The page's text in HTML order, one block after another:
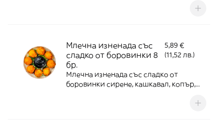
Млечна изненада със
сладко от боровинки 8
бр.
5,89 €
(11,52 лв.)
Млечна изненада със сладко от
боровинки сирене, кашкавал, копър,